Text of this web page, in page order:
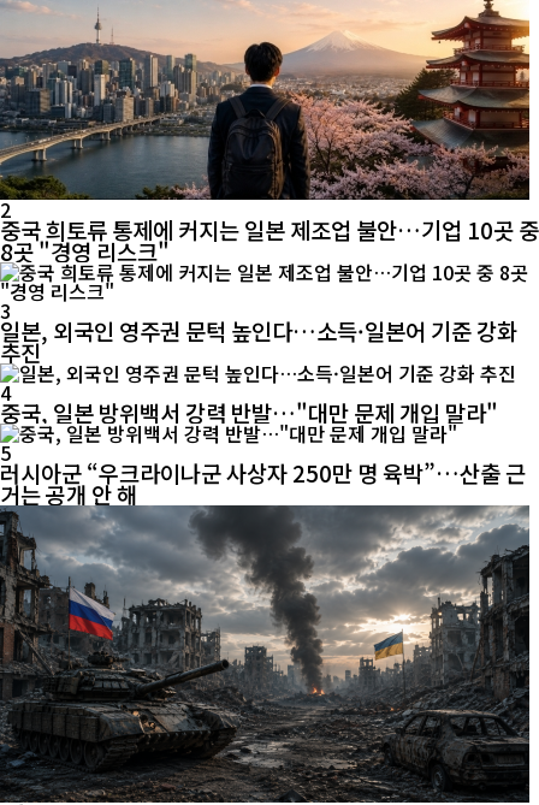
2
중국 희토류 통제에 커지는 일본 제조업 불안…기업 10곳 중
8곳 "경영 리스크"
3
일본, 외국인 영주권 문턱 높인다…소득·일본어 기준 강화
추진
4
중국, 일본 방위백서 강력 반발…"대만 문제 개입 말라"
5
러시아군 “우크라이나군 사상자 250만 명 육박”…산출 근
거는 공개 안 해